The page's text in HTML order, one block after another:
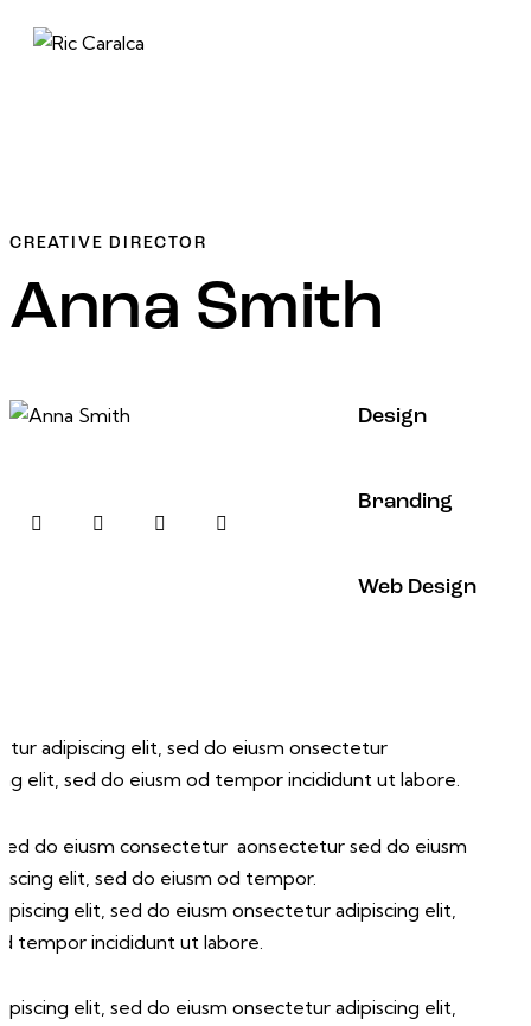
CREATIVE DIRECTOR
Anna Smith
Design
Branding
Web Design
adipiscing elit, sed do eiusm onsectetur
elit, sed do eiusm od tempor incididunt ut labore.
do eiusm consectetur aonsectetur sed do eiusm
elit, sed do eiusm od tempor.
elit, sed do eiusm onsectetur adipiscing elit,
tempor incididunt ut labore.
elit, sed do eiusm onsectetur adipiscing elit,